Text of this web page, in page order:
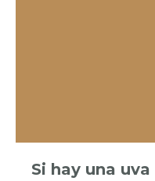
Si hay una